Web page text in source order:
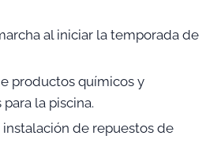
al iniciar la temporada de
productos químicos y
la piscina.
de repuestos de